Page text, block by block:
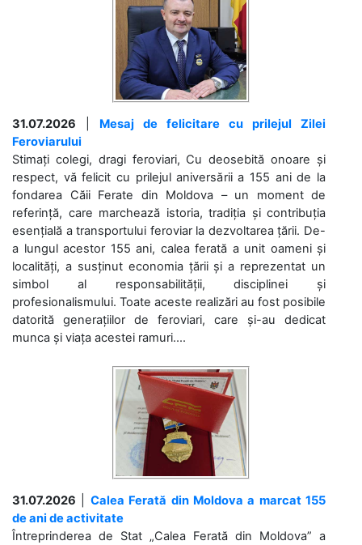
31.07.2026
Mesaj de felicitare cu prilejul Zilei
Feroviarului
Stimați colegi, dragi feroviari, Cu deosebită onoare și
respect, vă felicit cu prilejul aniversării a 155 ani de la
fondarea Căii Ferate din Moldova – un moment de
referință, care marchează istoria, tradiția și contribuția
esențială a transportului feroviar la dezvoltarea țării. De-
a lungul acestor 155 ani, calea ferată a unit oameni și
localități, a susținut economia țării și a reprezentat un
simbol al responsabilității, disciplinei și
profesionalismului. Toate aceste realizări au fost posibile
datorită generațiilor de feroviari, care și-au dedicat
munca și viața acestei ramuri....
31.07.2026
Calea Ferată din Moldova a marcat 155
de ani de activitate
Întreprinderea de Stat „Calea Ferată din Moldova” a